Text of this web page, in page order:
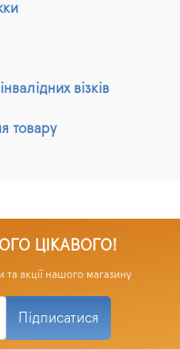
візків
товару
ЦІКАВОГО!
акції нашого магазину
Підписатися